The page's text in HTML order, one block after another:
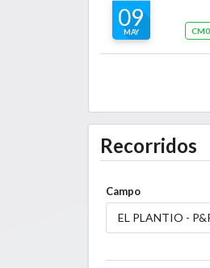
09
MAY
Recorridos
Campo
EL PLANTIO -